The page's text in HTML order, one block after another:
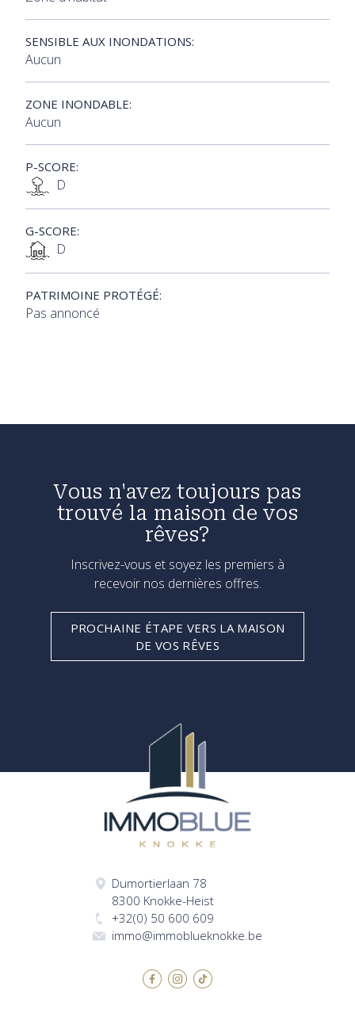
SENSIBLE AUX INONDATIONS:
Aucun
ZONE INONDABLE:
Aucun
P-SCORE:
D
G-SCORE:
D
PATRIMOINE PROTÉGÉ:
Pas annoncé
Vous n'avez toujours pas
trouvé la maison de vos
rêves?
Inscrivez-vous et soyez les premiers à
recevoir nos dernières offres.
PROCHAINE ÉTAPE VERS LA MAISON
DE VOS RÊVES
Dumortierlaan 78
8300 Knokke-Heist
+32(0) 50 600 609
immo@immoblueknokke.be